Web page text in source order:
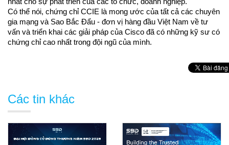
nhất cho sự phát triển của các tổ chức, doanh nghiệp.
Có thể nói, chứng chỉ CCIE là mong ước của tất cả các chuyên
gia mạng và Sao Bắc Đẩu - đơn vị hàng đầu Việt Nam về tư
vấn và triển khai các giải pháp của Cisco đã có những kỹ sư có
chứng chỉ cao nhất trong đội ngũ của mình.
Các tin khác